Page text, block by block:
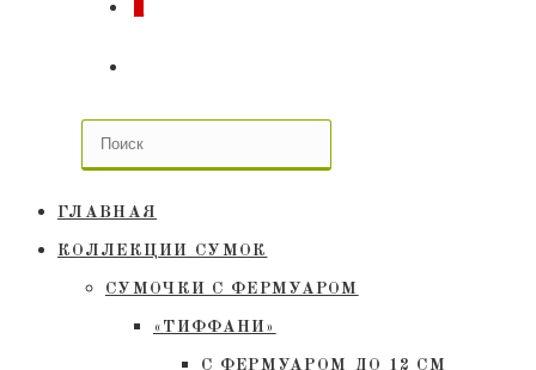
ПОИСК
ВЕБ-
ГЛАВНАЯ
КОЛЛЕКЦИИ СУМОК
СУМОЧКИ C ФЕРМУАРОМ
«ТИФФАНИ»
С ФЕРМУАРОМ ДО 12 СМ